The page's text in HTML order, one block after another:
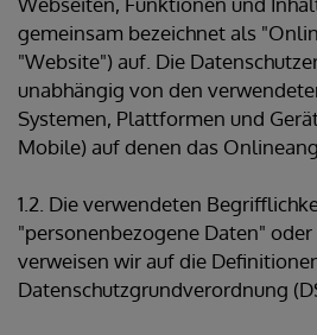
gemeinsam bezeichnet als
"Website") auf. Die
unabhängig von den
Systemen, Plattformen und
Mobile) auf denen das
1.2. Die verwendeten
"personenbezogene Daten"
verweisen wir auf die
Datenschutzgrundverordnung